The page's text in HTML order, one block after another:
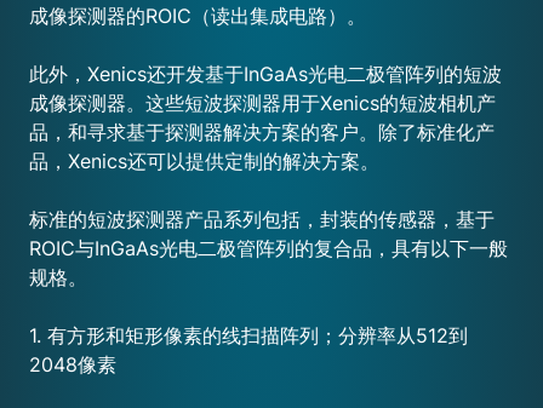
成像探测器的ROIC（读出集成电路）。
此外，Xenics还开发基于InGaAs光电二极管阵列的短波
成像探测器。这些短波探测器用于Xenics的短波相机产
品，和寻求基于探测器解决方案的客户。除了标准化产
品，Xenics还可以提供定制的解决方案。
标准的短波探测器产品系列包括，封装的传感器，基于
ROIC与InGaAs光电二极管阵列的复合品，具有以下一般
规格。
1. 有方形和矩形像素的线扫描阵列；分辨率从512到
2048像素